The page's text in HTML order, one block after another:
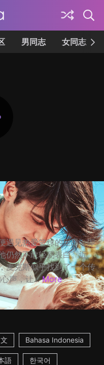
男同志 女同志
遇见热爱篮球的里昂，即
仍然不敢轻易表白。近
麦克斯似乎找到了一个传
声，让... More
Bahasa Indonesia
語 한국어